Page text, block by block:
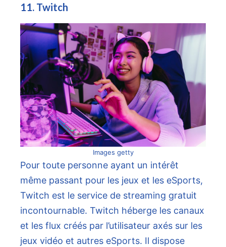
11. Twitch
Images getty
Pour toute personne ayant un intérêt
même passant pour les jeux et les eSports,
Twitch est le service de streaming gratuit
incontournable. Twitch héberge les canaux
et les flux créés par l’utilisateur axés sur les
jeux vidéo et autres eSports. Il dispose